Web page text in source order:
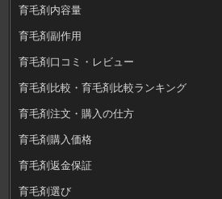
育毛剤内容量
育毛剤副作用
育毛剤口コミ・レビュー
育毛剤比較・育毛剤比較ランキング
育毛剤注文・購入の仕方
育毛剤購入価格
育毛剤返金保証
育毛剤選び